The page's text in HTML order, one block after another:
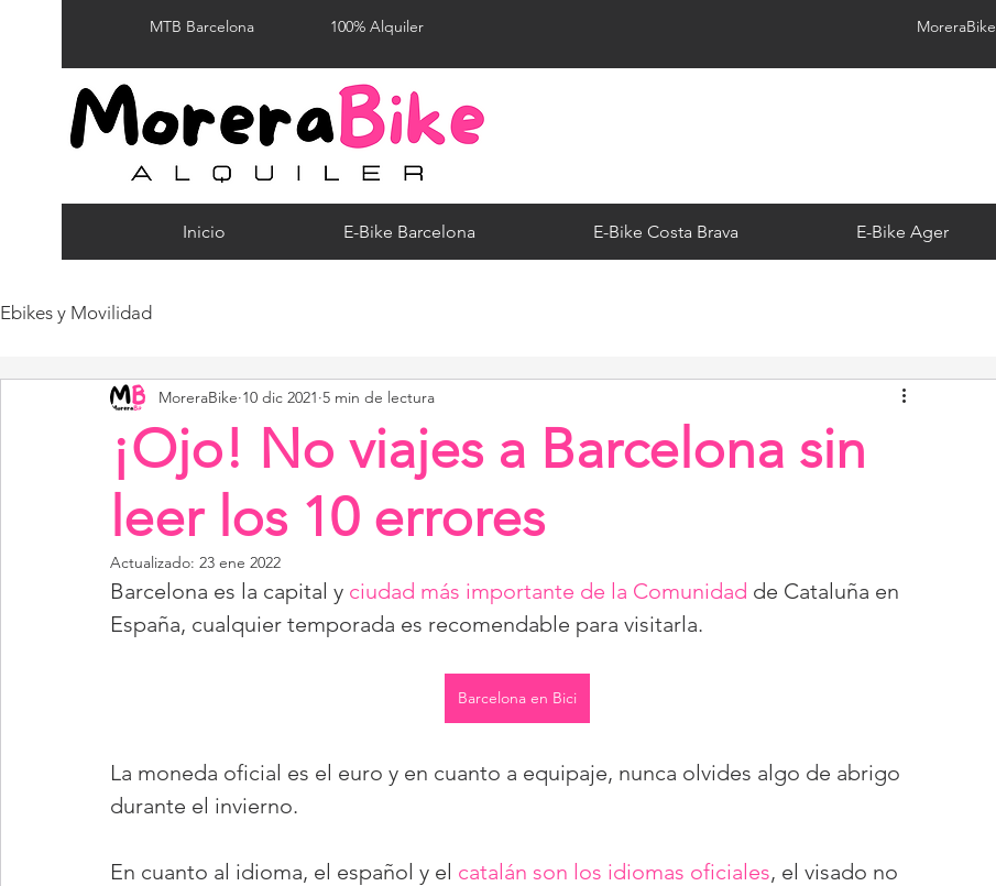
MTB Barcelona 100% Alquiler MoreraBike
Inicio E-Bike Barcelona E-Bike Costa Brava E-Bike Ager
Ebikes y Movilidad
¡Ojo! No viajes a Barcelona sin
leer los 10 errores
MoreraBike 10 dic 2021 5 min de lectura
Actualizado: 23 ene 2022
Barcelona es la capital y ciudad más importante de la Comunidad de Cataluña en
España, cualquier temporada es recomendable para visitarla.
Barcelona en Bici
La moneda oficial es el euro y en cuanto a equipaje, nunca olvides algo de abrigo
durante el invierno.
En cuanto al idioma, el español y el catalán son los idiomas oficiales, el visado no